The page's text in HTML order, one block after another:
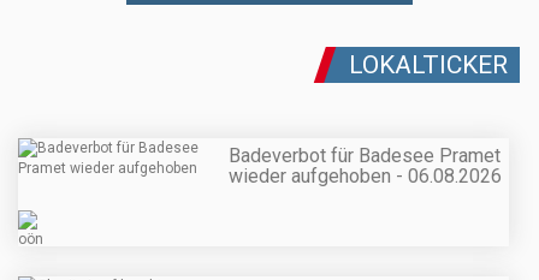
LOKALTICKER
Badeverbot für Badesee Pramet
wieder aufgehoben - 06.08.2026